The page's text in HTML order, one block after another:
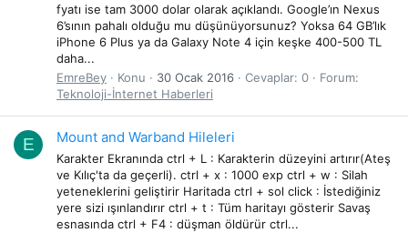
fyatı ise tam 3000 dolar olarak açıklandı. Google’ın Nexus
6’sının pahalı olduğu mu düşünüyorsunuz? Yoksa 64 GB’lık
iPhone 6 Plus ya da Galaxy Note 4 için keşke 400-500 TL
daha...
EmreBey
Konu 30 Ocak 2016 Cevaplar: 0
Forum:
Teknoloji-İnternet Haberleri
E Mount and Warband Hileleri
Karakter Ekranında ctrl + L : Karakterin düzeyini artırır(Ateş
ve Kılıç'ta da geçerli). ctrl + x : 1000 exp ctrl + w : Silah
yeteneklerini geliştirir Haritada ctrl + sol click : İstediğiniz
yere sizi ışınlandırır ctrl + t : Tüm haritayı gösterir Savaş
esnasında ctrl + F4 : düşman öldürür ctrl...